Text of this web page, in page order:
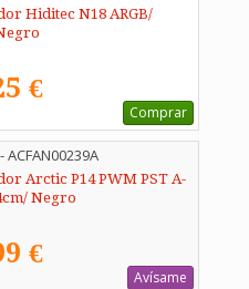
Hiditec N18 ARGB/
€
Comprar
ACFAN00239A
Arctic P14 PWM PST A-
Negro
€
Avísame